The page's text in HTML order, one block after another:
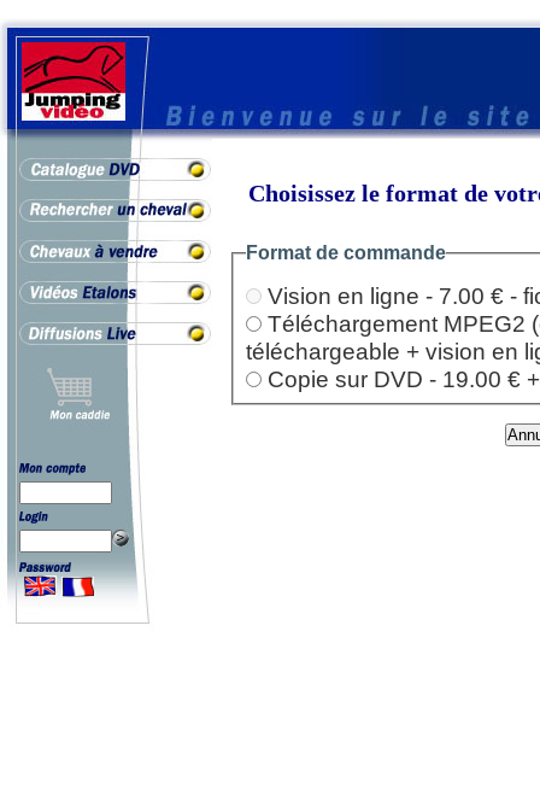
Choisissez le format de
Format de commande
Vision en ligne - 7.00 € -
Téléchargement MPEG2
téléchargeable + vision en
Copie sur DVD - 19.00 €